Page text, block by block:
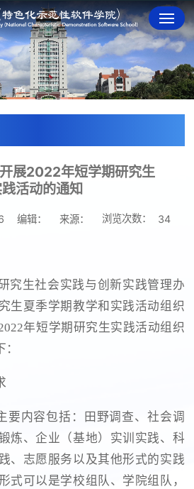
展2022年短学期研究生
活动的通知
编辑： 来源： 浏览次数： 34
究生社会实践与创新实践管理办
生夏季学期教学和实践活动组织
年短学期研究生实践活动组织
要内容包括：田野调查、社会调
炼、企业（基地）实训实践、科
、志愿服务以及其他形式的实践
式可以是学校组队、学院组队，